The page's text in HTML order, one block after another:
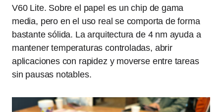
V60 Lite. Sobre el papel es un chip de gama
media, pero en el uso real se comporta de forma
bastante sólida. La arquitectura de 4 nm ayuda a
mantener temperaturas controladas, abrir
aplicaciones con rapidez y moverse entre tareas
sin pausas notables.